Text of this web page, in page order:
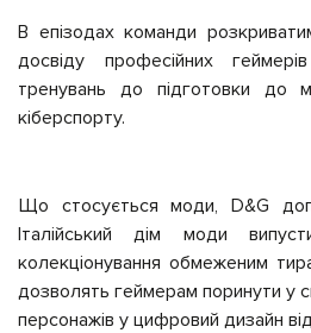
В епізодах команди
досвіду професійних
тренувань до підготовки до
кіберспорту.
Що стосується моди, D&G
Італійський дім моди
колекціонування обмеженим
дозволять геймерам поринути у
персонажів у цифровий дизайн